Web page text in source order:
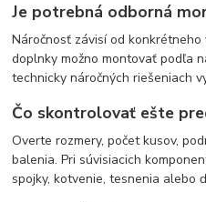
Je potrebná odborná
Náročnosť závisí od
doplnky možno montovať podľa
technicky náročných riešeniach
Čo skontrolovať ešte
Overte rozmery, počet kusov,
balenia. Pri súvisiacich
spojky, kotvenie, tesnenia alebo